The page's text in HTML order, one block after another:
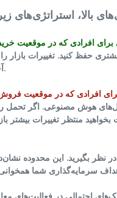
حفظ کنید. تغییرات بازار را
آخرین تحولات باخبر شوید.
هوش مصنوعی. اگر تحمل
نظر بگیرید. این محدوده